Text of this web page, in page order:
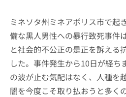
ミネソタ州ミネアポリス市で起
備な黒人男性への暴行致死事件
と社会的不公正の是正を訴える
した。事件発生から10日が経ち
の波が止む気配はなく、人種を
闇を今度こそ取り払おうと多く